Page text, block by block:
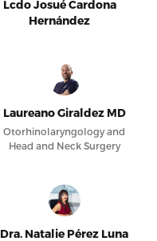
Lcdo Josué Cardona
Hernández
Laureano Giraldez MD
Otorhinolaryngology and
Head and Neck Surgery
Dra. Natalie Pérez Luna